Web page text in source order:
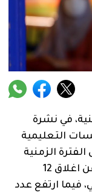
في نشرة
التعليمية
الزمنية
الممتدة ما بين 17 إلى 22 يناير الجاري، عن اغلاق 12
ارتفع عدد